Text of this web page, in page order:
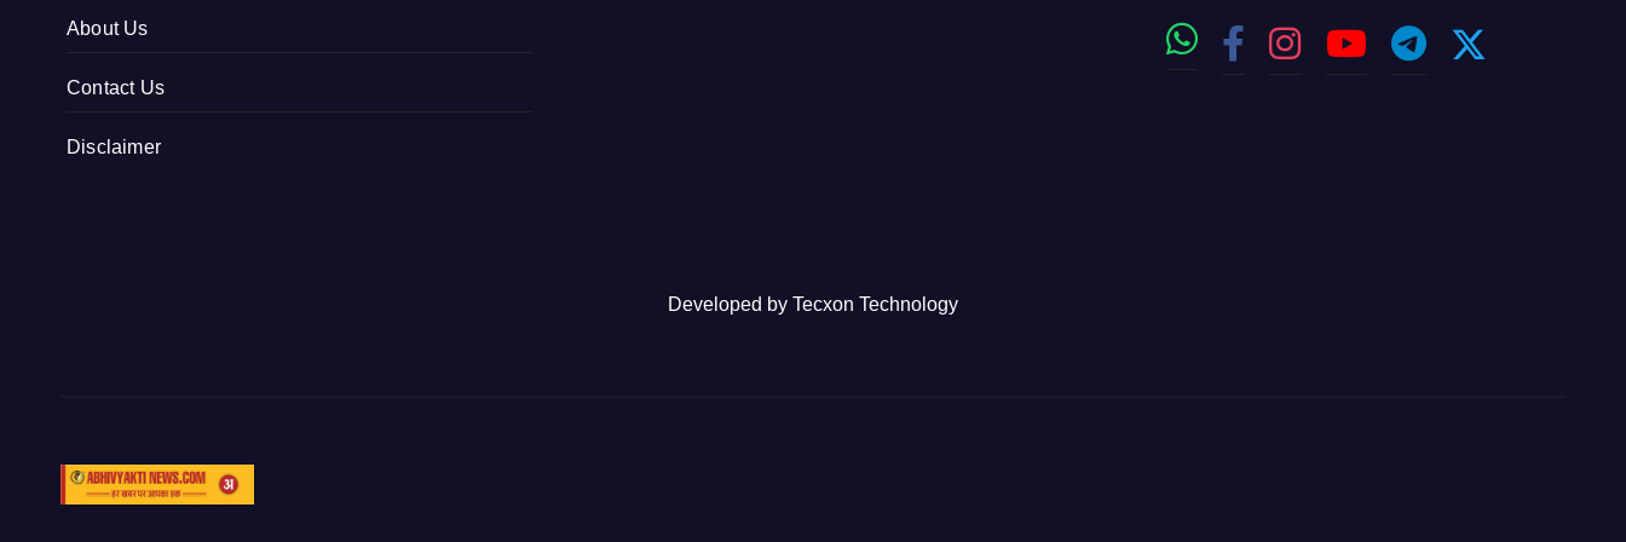
About Us
Contact Us
Disclaimer
Developed by Tecxon Technology